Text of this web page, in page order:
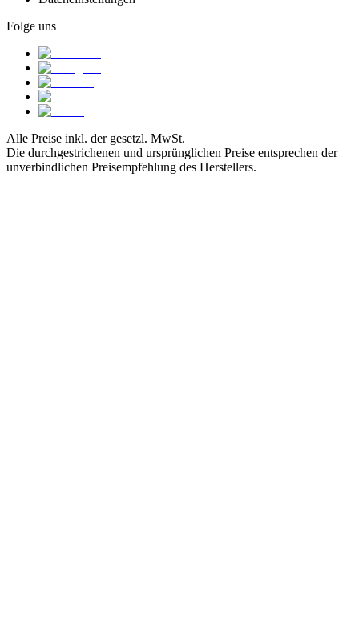
Folge uns
Alle Preise inkl. der gesetzl. MwSt.
Die durchgestrichenen und ursprünglichen Preise entsprechen der
unverbindlichen Preisempfehlung des Herstellers.